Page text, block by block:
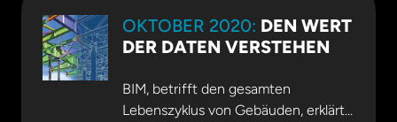
Video auf Youtube
OKTOBER 2020: DEN WERT
DER DATEN VERSTEHEN
BIM, betrifft den gesamten
Lebenszyklus von Gebäuden, erklärt